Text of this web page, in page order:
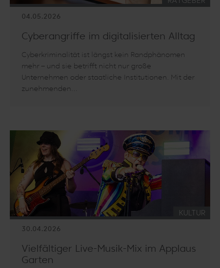
04.05.2026
Cyberangriffe im digitalisierten Alltag
Cyberkriminalität ist längst kein Randphänomen
mehr – und sie betrifft nicht nur große
Unternehmen oder staatliche Institutionen. Mit der
zunehmenden…
KULTUR
30.04.2026
Vielfältiger Live-Musik-Mix im Applaus
Garten